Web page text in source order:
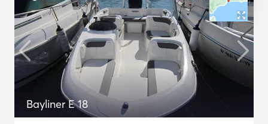
Bayliner E 18